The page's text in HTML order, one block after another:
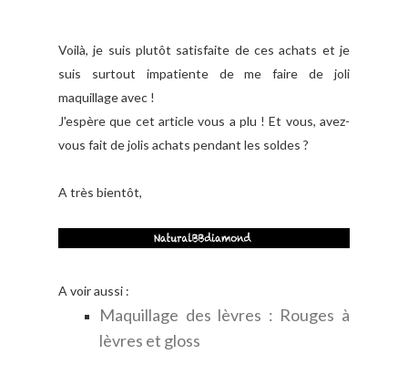
Voilà, je suis plutôt satisfaite de ces achats et je
suis surtout impatiente de me faire de joli
maquillage avec !
J'espère que cet article vous a plu ! Et vous, avez-
vous fait de jolis achats pendant les soldes ?
A très bientôt,
A voir aussi :
Maquillage des lèvres : Rouges à
lèvres et gloss